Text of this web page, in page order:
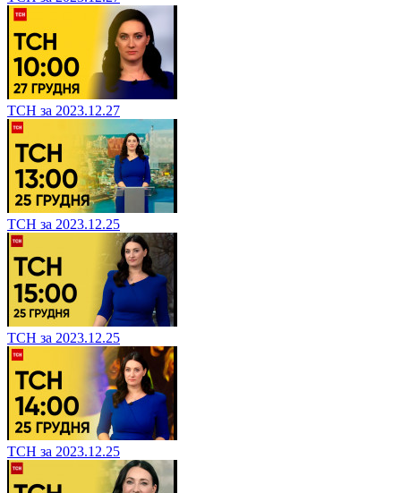
ТСН за 2023.12.27
ТСН за 2023.12.25
ТСН за 2023.12.25
ТСН за 2023.12.25